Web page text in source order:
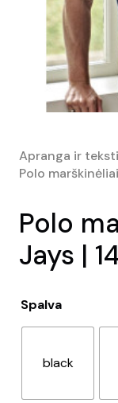
Apranga ir
Polo marškinėliai
Polo
Jays |
Spalva
black